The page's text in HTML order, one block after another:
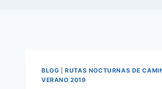
BLOG |RUTAS NOCTURNAS DE
VERANO 2019